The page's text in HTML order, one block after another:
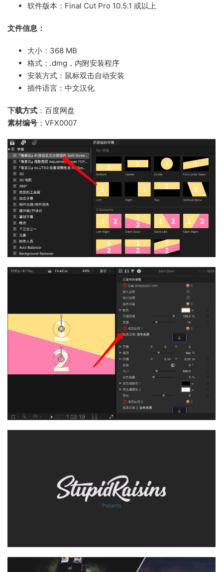
软件版本：Final Cut Pro 10.5.1 或以上
文件信息：
大小：368 MB
格式：.dmg，内附安装程序
安装方式：鼠标双击自动安装
插件语言：中文汉化
下载方式 ：百度网盘
素材编号 ：VFX0007